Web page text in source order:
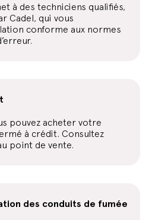
à des techniciens qualifiés,
Cadel, qui vous
conforme aux normes
pouvez acheter votre
à crédit. Consultez
point de vente.
des conduits de fumée